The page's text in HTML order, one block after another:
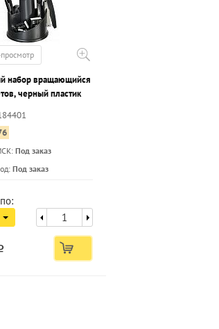
набор вращающийся
черный пластик
Под заказ
Под заказ